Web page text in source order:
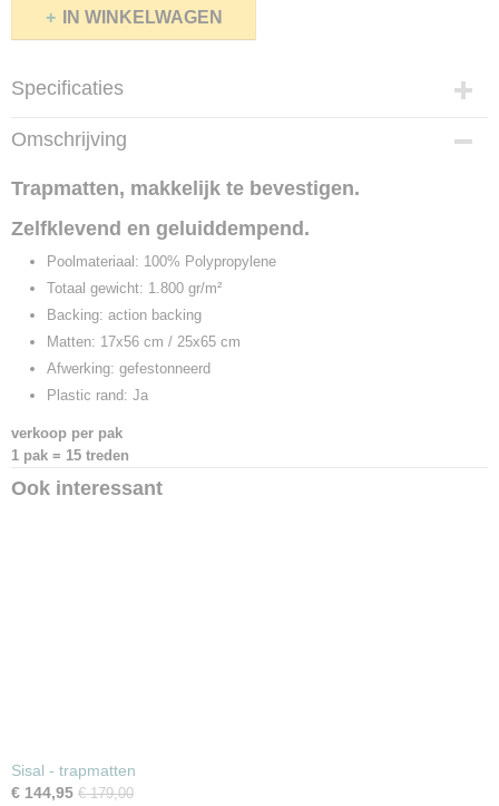
IN WINKELWAGEN
Specificaties
Productcode
Omschrijving
Trapmatten, makkelijk te bevestigen.
Zelfklevend en geluiddempend.
Poolmateriaal: 100% Polypropylene
Totaal gewicht: 1.800 gr/m²
Backing: action backing
Matten: 17x56 cm / 25x65 cm
Afwerking: gefestonneerd
Plastic rand: Ja
verkoop per pak
1 pak = 15 treden
Ook interessant
Sisal - trapmatten
€ 144,95 € 179,00